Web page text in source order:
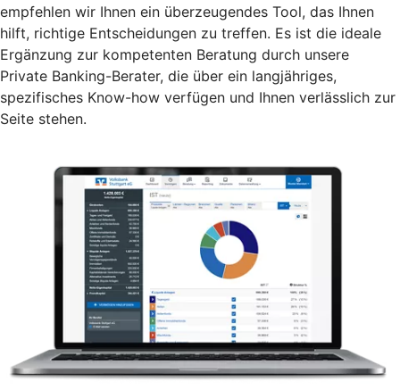
empfehlen wir Ihnen ein überzeugendes Tool, das Ihnen
hilft, richtige Entscheidungen zu treffen. Es ist die ideale
Ergänzung zur kompetenten Beratung durch unsere
Private Banking-Berater, die über ein langjähriges,
spezifisches Know-how verfügen und Ihnen verlässlich zur
Seite stehen.